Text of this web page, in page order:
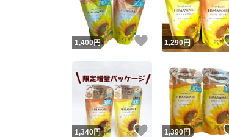
1,400円 いいね！
1,290円
1,340円 いいね！
1,390円